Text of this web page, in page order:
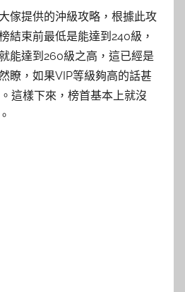
傢提供的沖級攻略，根據此攻
結束前最低是能達到240級，
能達到260級之高，這已經是
瞭，如果VIP等級夠高的話甚
這樣下來，榜首基本上就沒